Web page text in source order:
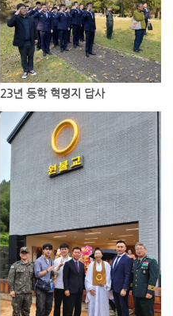
23년 동학 혁명지 답사